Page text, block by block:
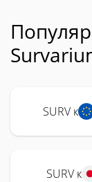
SURV к
SURV к